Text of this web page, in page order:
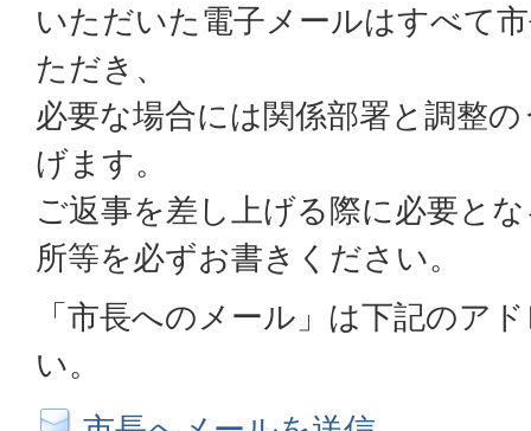
いただいた電子メールはすべて
ただき、
必要な場合には関係部署と調整
げます。
ご返事を差し上げる際に必要と
所等を必ずお書きください。
「市長へのメール」は下記のア
い。